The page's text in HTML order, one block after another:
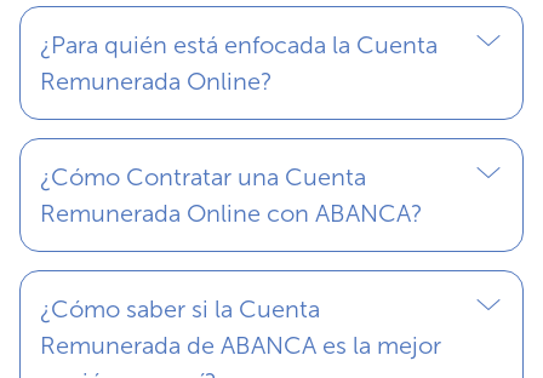
¿Para quién está enfocada la Cuenta
Remunerada Online?
¿Cómo Contratar una Cuenta
Remunerada Online con ABANCA?
¿Cómo saber si la Cuenta
Remunerada de ABANCA es la mejor